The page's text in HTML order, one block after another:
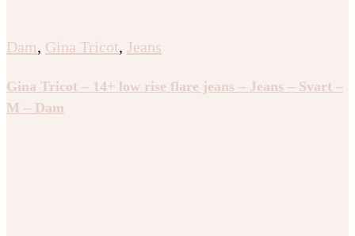
Dam, Gina Tricot, Jeans
Gina Tricot – 14+ low rise flare jeans – Jeans – Svart –
M – Dam